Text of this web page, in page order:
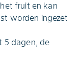
fruit en kan
worden ingezet
5 dagen, de